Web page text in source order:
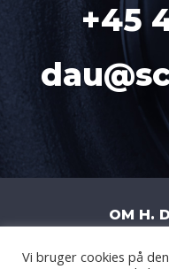
+45
OM H.
H. DAUGBJERG
Vi bruger cookies på